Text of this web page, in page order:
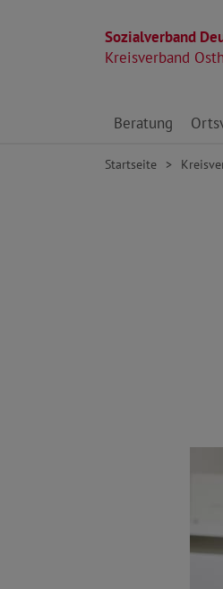
Sozialverband
Kreisverband
Direkt zu den
Beratung
Startseite